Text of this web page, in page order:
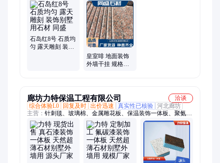
啡、皇室棕钻、皇室珍珠、紫晶钻、荣成灰、山东白麻、石雕
石岛红8号 石质均
匀 露天雕刻 装饰
皇室啡 地面装饰
外墙干挂 规格齐
廊坊力特保温工程有限公司
洽谈
综合体验L0
回复及时 出价迅速 真实性已核验 河北廊坊
主营： 针刺毯、玻璃棉、金属雕花板、保温装饰一体板、聚氨酯
板、聚氨酯瓦壳、岩棉管、玻璃棉卷毡、玻璃棉管、硅酸铝针刺
毯、硅酸铝管